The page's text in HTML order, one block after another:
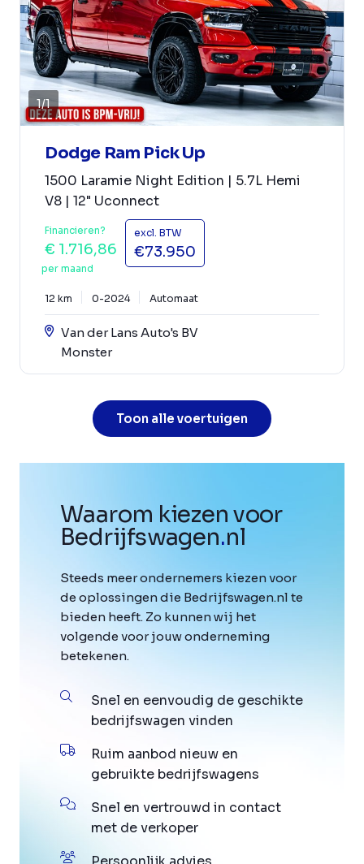
1/1
Dodge Ram Pick Up
1500 Laramie Night Edition | 5.7L Hemi
V8 | 12" Uconnect
Financieren?
€ 1.716,86
per maand
excl. BTW
€73.950
12 km 0-2024 Automaat
Van der Lans Auto's BV
Monster
Toon alle voertuigen
Waarom kiezen voor
Bedrijfswagen.nl
Steeds meer ondernemers kiezen voor
de oplossingen die Bedrijfswagen.nl te
bieden heeft. Zo kunnen wij het
volgende voor jouw onderneming
betekenen.
Snel en eenvoudig de geschikte
bedrijfswagen vinden
Ruim aanbod nieuw en
gebruikte bedrijfswagens
Snel en vertrouwd in contact
met de verkoper